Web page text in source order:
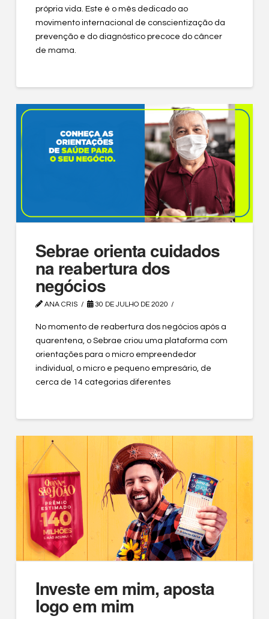
própria vida. Este é o mês dedicado ao
movimento internacional de conscientização da
prevenção e do diagnóstico precoce do câncer
de mama.
Sebrae orienta cuidados
na reabertura dos
negócios
ANA CRIS 30 DE JULHO DE 2020
No momento de reabertura dos negócios após a
quarentena, o Sebrae criou uma plataforma com
orientações para o micro empreendedor
individual, o micro e pequeno empresário, de
cerca de 14 categorias diferentes
Investe em mim, aposta
logo em mim